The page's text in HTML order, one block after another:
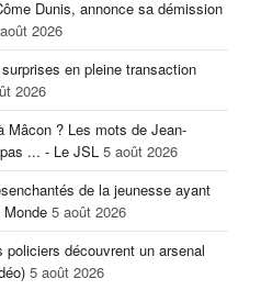
Dunis, annonce sa démission
2026
en pleine transaction
2026
Mâcon ? Les mots de Jean-
... - Le JSL 5 août 2026
de la jeunesse ayant
5 août 2026
découvrent un arsenal
5 août 2026